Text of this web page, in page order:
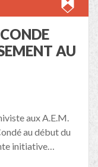
AU
aux A.E.M.
au début du
initiative…